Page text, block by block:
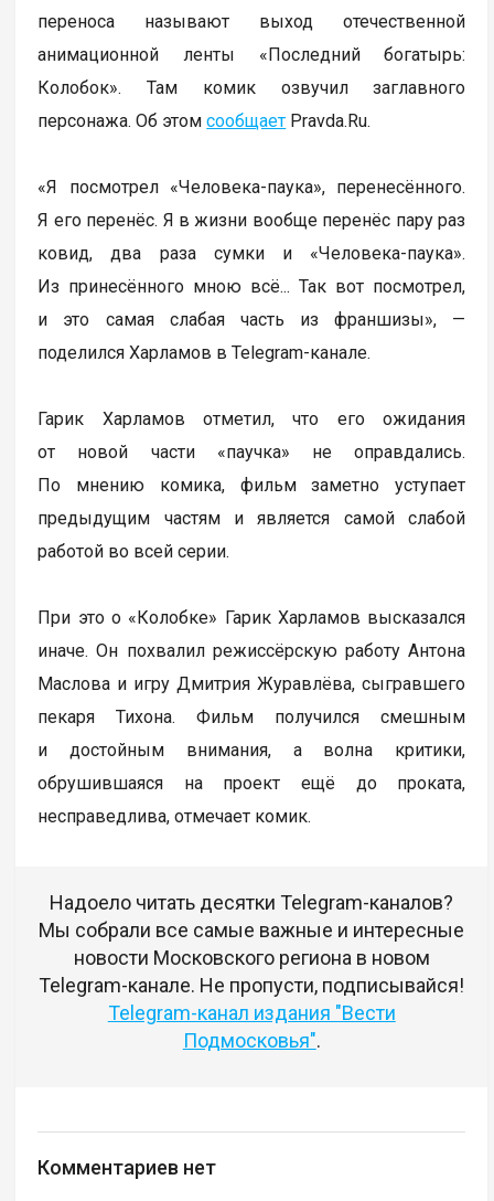
переноса называют выход отечественной
анимационной ленты «Последний богатырь:
Колобок». Там комик озвучил заглавного
персонажа. Об этомсообщает Pravda.Ru.
«Я посмотрел «Человека-паука», перенесённого.
Я его перенёс. Я в жизни вообще перенёс пару раз
ковид, два раза сумки и «Человека-паука».
Из принесённого мною всё... Так вот посмотрел,
и это самая слабая часть из франшизы», —
поделился Харламов в Telegram-канале.
Гарик Харламов отметил, что его ожидания
от новой части «паучка» не оправдались.
По мнению комика, фильм заметно уступает
предыдущим частям и является самой слабой
работой во всей серии.
При это о «Колобке» Гарик Харламов высказался
иначе. Он похвалил режиссёрскую работу Антона
Маслова и игру Дмитрия Журавлёва, сыгравшего
пекаря Тихона. Фильм получился смешным
и достойным внимания, а волна критики,
обрушившаяся на проект ещё до проката,
несправедлива, отмечает комик.
Надоело читать десятки Telegram-каналов?
Мы собрали все самые важные и интересные
новости Московского региона в новом
Telegram-канале. Не пропусти, подписывайся!
Telegram-канал издания "Вести
Подмосковья".
Комментариев нет